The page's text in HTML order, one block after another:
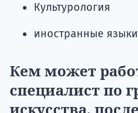
Культурология
иностранные языки
Кем может
специалист по